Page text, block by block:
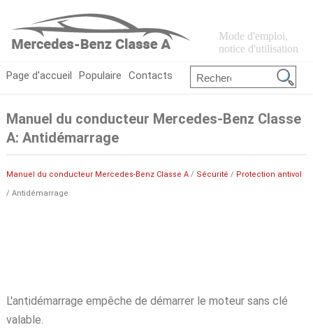
Mode d'emploi,
notice d'utilisation
Page d'accueil Populaire Contacts
Manuel du conducteur Mercedes-Benz Classe
A: Antidémarrage
Manuel du conducteur Mercedes-Benz Classe A/ Sécurité / Protection antivol
/ Antidémarrage
L'antidémarrage empêche de démarrer le moteur sans clé
valable.